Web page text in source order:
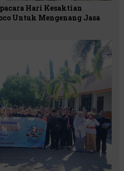
Hari Kesaktian
Untuk Mengenang Jasa